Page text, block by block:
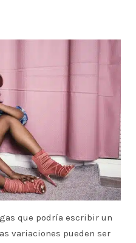
que podría escribir un
variaciones pueden ser